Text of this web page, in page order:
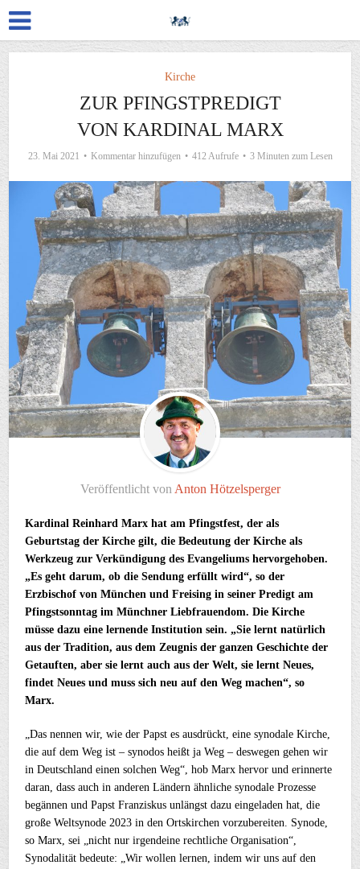
Kirche
ZUR PFINGSTPREDIGT
VON KARDINAL MARX
23. Mai 2021 Kommentar hinzufügen 412 Aufrufe 3 Minuten zum Lesen
Veröffentlicht von Anton Hötzelsperger
Kardinal Reinhard Marx hat am Pfingstfest, der als
Geburtstag der Kirche gilt, die Bedeutung der Kirche als
Werkzeug zur Verkündigung des Evangeliums hervorgehoben.
„Es geht darum, ob die Sendung erfüllt wird“, so der
Erzbischof von München und Freising in seiner Predigt am
Pfingstsonntag im Münchner Liebfrauendom. Die Kirche
müsse dazu eine lernende Institution sein. „Sie lernt natürlich
aus der Tradition, aus dem Zeugnis der ganzen Geschichte der
Getauften, aber sie lernt auch aus der Welt, sie lernt Neues,
findet Neues und muss sich neu auf den Weg machen“, so
Marx.
„Das nennen wir, wie der Papst es ausdrückt, eine synodale Kirche,
die auf dem Weg ist – synodos heißt ja Weg – deswegen gehen wir
in Deutschland einen solchen Weg“, hob Marx hervor und erinnerte
daran, dass auch in anderen Ländern ähnliche synodale Prozesse
begännen und Papst Franziskus unlängst dazu eingeladen hat, die
große Weltsynode 2023 in den Ortskirchen vorzubereiten. Synode,
so Marx, sei „nicht nur irgendeine rechtliche Organisation“,
Synodalität bedeute: „Wir wollen lernen, indem wir uns auf den